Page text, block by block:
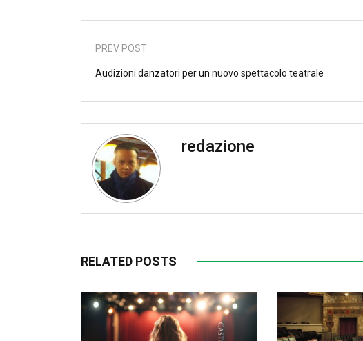
PREV POST
Audizioni danzatori per un nuovo spettacolo teatrale
redazione
RELATED POSTS